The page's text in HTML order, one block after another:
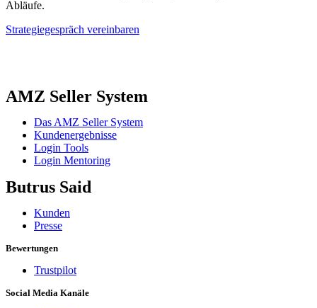
Abläufe.
Strategiegespräch vereinbaren
AMZ Seller System
Das AMZ Seller System
Kundenergebnisse
Login Tools
Login Mentoring
Butrus Said
Kunden
Presse
Bewertungen
Trustpilot
Social Media Kanäle